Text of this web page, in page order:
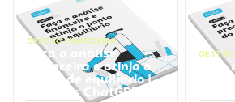
GESTÃO FINANCEIRA
Faça a análise
financeira e atinja o
ponto de equilíbrio |
Prompts ChatGPT
seu